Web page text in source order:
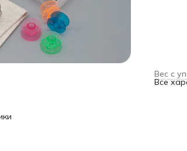
Вес с
Все